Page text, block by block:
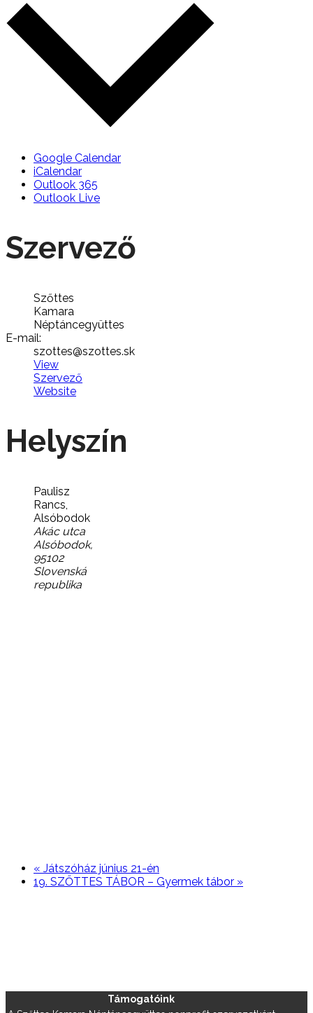
Google Calendar
iCalendar
Outlook 365
Outlook Live
Szervező
Szőttes
Kamara
Néptáncegyüttes
E-mail:
szottes@szottes.sk
View
Szervező
Website
Helyszín
Paulisz
Rancs,
Alsóbodok
Akác utca
Alsóbodok,
95102
Slovenská
republika
« Játszóház június 21-én
19. SZŐTTES TÁBOR – Gyermek tábor »
Támogatóink